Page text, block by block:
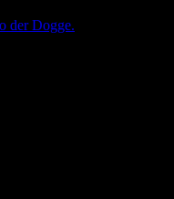
der Dogge.